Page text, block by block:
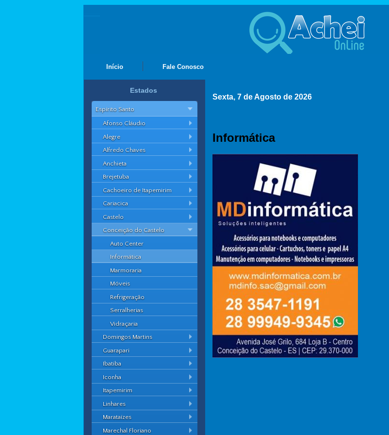
Início Fale Conosco
Estados
Espírito Santo
Afonso Cláudio
Alegre
Alfredo Chaves
Anchieta
Brejetuba
Cachoeiro de Itapemirim
Cariacica
Castelo
Conceição do Castelo
Auto Center
Informática
Marmoraria
Móveis
Refrigeração
Serralherias
Vidraçaria
Domingos Martins
Guarapari
Ibatiba
Iconha
Itapemirim
Linhares
Marataízes
Marechal Floriano
Sexta, 7 de Agosto de 2026
Informática